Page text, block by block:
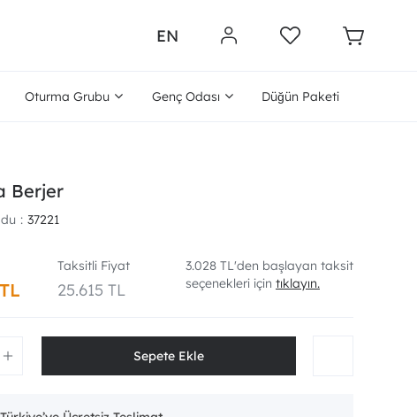
EN
Oturma Grubu Genç Odası Düğün Paketi
Berjer
37221
Taksitli Fiyat
25.615 TL
3.028 TL'den başlayan taksit
seçenekleri için tıklayın.